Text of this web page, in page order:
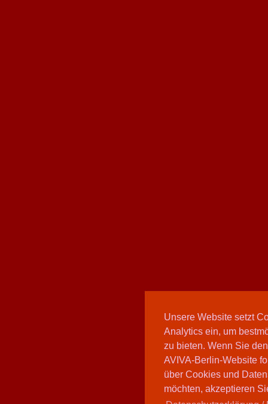
Unsere Website setzt
Analytics ein, um
zu bieten. Wenn Sie
AVIVA-Berlin-Website
über Cookies und
möchten, akzeptieren